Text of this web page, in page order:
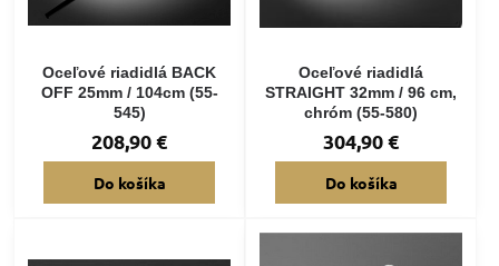
Oceľové riadidlá BACK
OFF 25mm / 104cm (55-
545)
208,90 €
Do košíka
Oceľové riadidlá
STRAIGHT 32mm / 96 cm,
chróm (55-580)
304,90 €
Do košíka